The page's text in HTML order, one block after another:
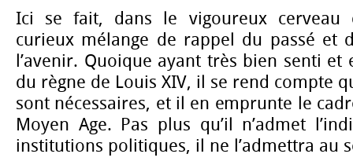
Ici se fait, dans le vigoureux cerveau
curieux mélange de rappel du passé et
l’avenir. Quoique ayant très bien senti
du règne de Louis XIV, il se rend compte
sont nécessaires, et il en emprunte le
Moyen Age. Pas plus qu’il n’admet
institutions politiques, il ne l’admettra au